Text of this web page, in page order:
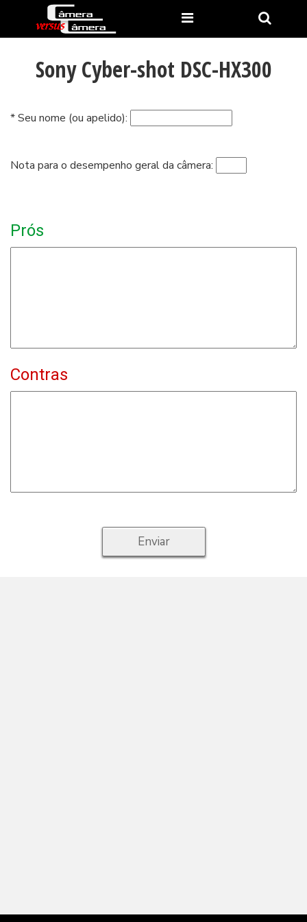
Sony Cyber-shot DSC-HX300
* Seu nome (ou apelido):
Nota para o desempenho geral da câmera:
Prós
Contras